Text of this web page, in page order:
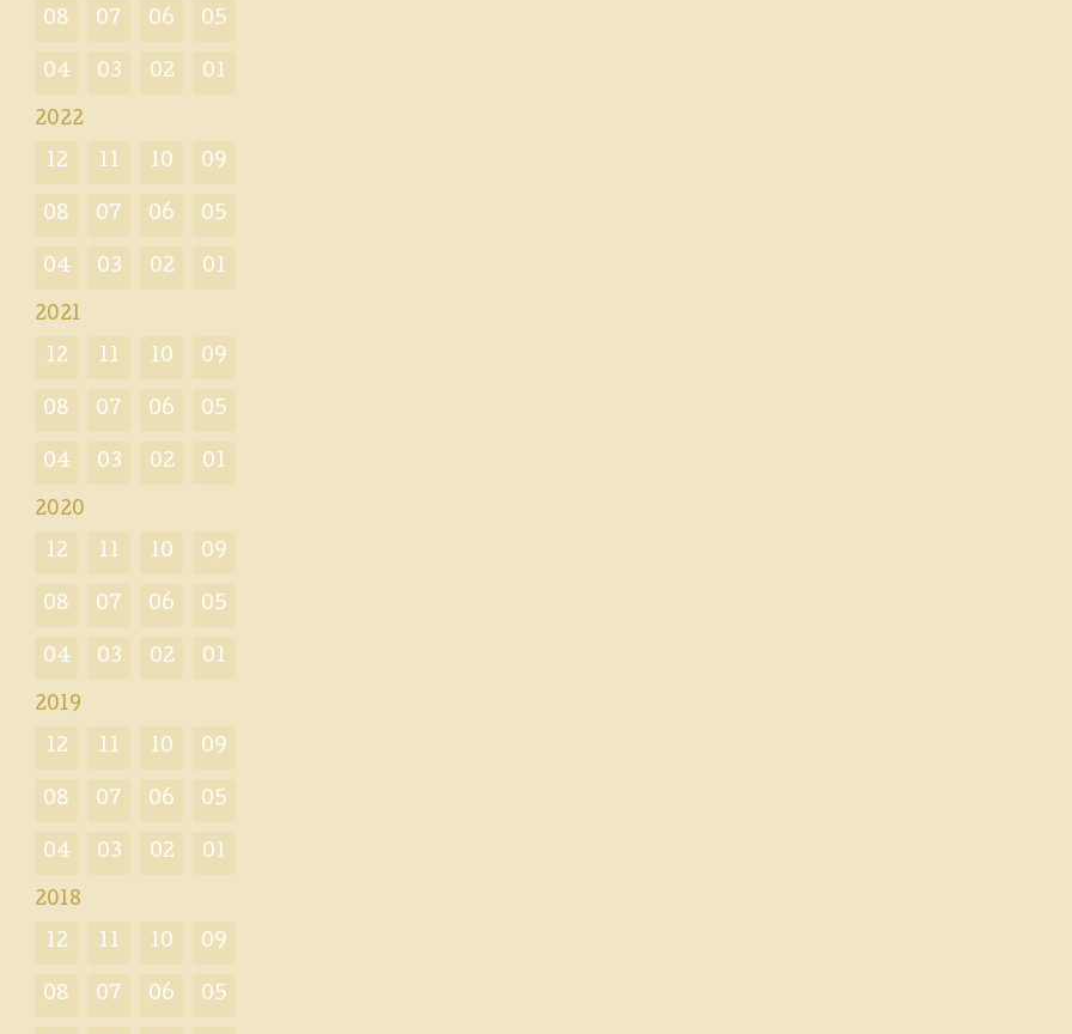
08 07 06 05
04 03 02 01
2022
12 11 10 09
08 07 06 05
04 03 02 01
2021
12 11 10 09
08 07 06 05
04 03 02 01
2020
12 11 10 09
08 07 06 05
04 03 02 01
2019
12 11 10 09
08 07 06 05
04 03 02 01
2018
12 11 10 09
08 07 06 05